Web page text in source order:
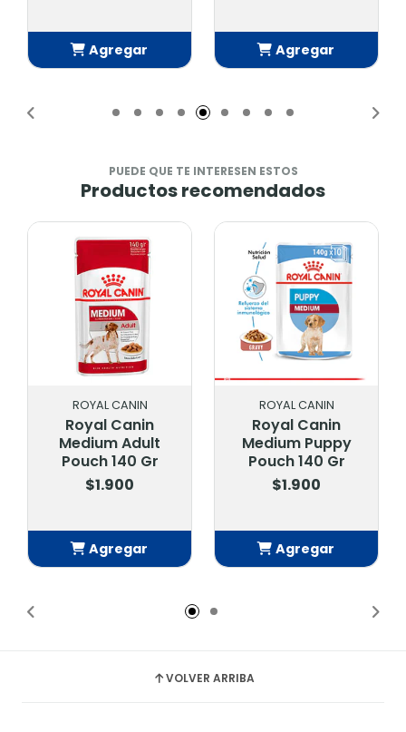
Agregar
Agregar
PUEDE QUE TE INTERESEN ESTOS
Productos recomendados
ROYAL CANIN
Royal Canin
Medium Adult
Pouch 140 Gr
$1.900
Agregar
ROYAL CANIN
Royal Canin
Medium Puppy
Pouch 140 Gr
$1.900
Agregar
VOLVER ARRIBA